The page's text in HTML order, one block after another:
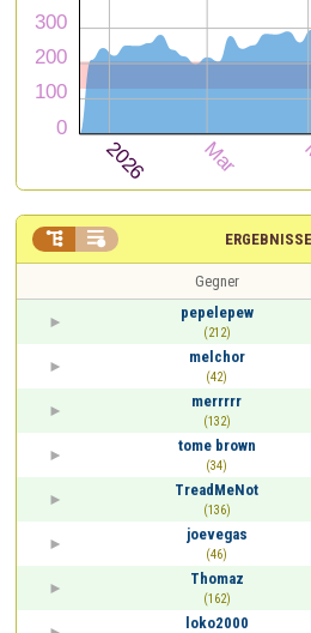
ERGEBNISSE
 
Gegner
pepelepew
(212)
melchor
(42)
merrrrr
(132)
tome brown
(34)
TreadMeNot
(136)
joevegas
(46)
Thomaz
(162)
loko2000